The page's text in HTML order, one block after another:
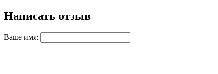
Написать отзыв
Ваше имя: